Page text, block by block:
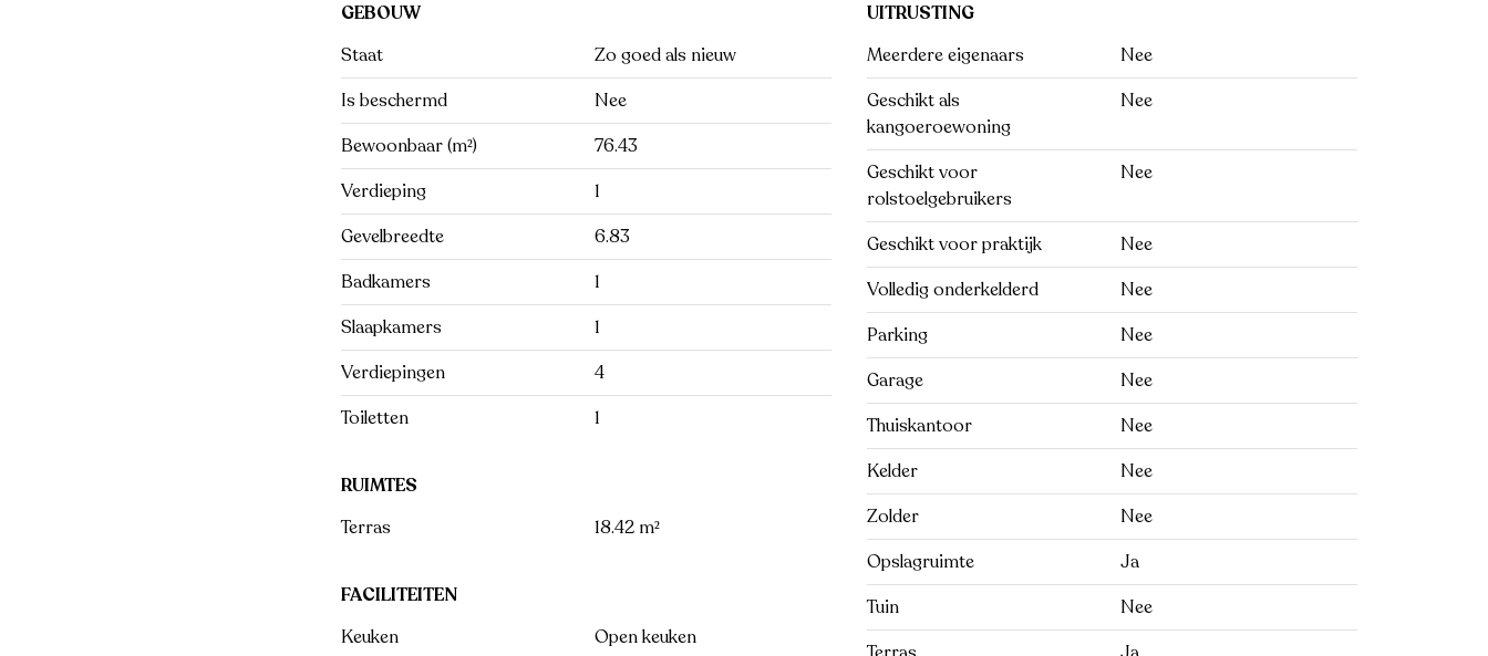
GEBOUW
Staat
Zo goed als nieuw
Is beschermd
Nee
Bewoonbaar (m²)
76.43
Verdieping
1
Gevelbreedte
6.83
Badkamers
1
Slaapkamers
1
Verdiepingen
4
Toiletten
1
RUIMTES
Terras
18.42 m²
FACILITEITEN
Keuken
Open keuken
UITRUSTING
Meerdere eigenaars
Nee
Geschikt als
kangoeroewoning
Nee
Geschikt voor
rolstoelgebruikers
Nee
Geschikt voor praktijk
Nee
Volledig onderkelderd
Nee
Parking
Nee
Garage
Nee
Thuiskantoor
Nee
Kelder
Nee
Zolder
Nee
Opslagruimte
Ja
Tuin
Nee